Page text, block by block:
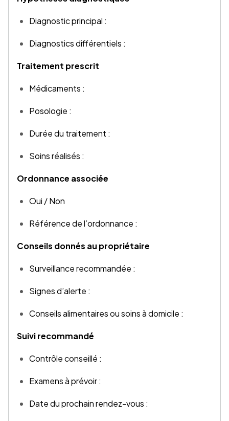
Diagnostic principal :
Diagnostics différentiels :
Traitement prescrit
Médicaments :
Posologie :
Durée du traitement :
Soins réalisés :
Ordonnance associée
Oui / Non
Référence de l’ordonnance :
Conseils donnés au propriétaire
Surveillance recommandée :
Signes d’alerte :
Conseils alimentaires ou soins à domicile :
Suivi recommandé
Contrôle conseillé :
Examens à prévoir :
Date du prochain rendez-vous :